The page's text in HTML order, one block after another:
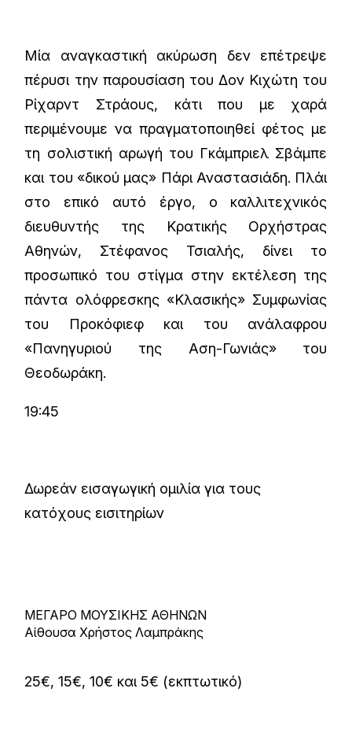
Μία αναγκαστική ακύρωση δεν επέτρεψε
πέρυσι την παρουσίαση του Δον Κιχώτη του
Ρίχαρντ Στράους, κάτι που με χαρά
περιμένουμε να πραγματοποιηθεί φέτος με
τη σολιστική αρωγή του Γκάμπριελ Σβάμπε
και του «δικού μας» Πάρι Αναστασιάδη. Πλάι
στο επικό αυτό έργο, ο καλλιτεχνικός
διευθυντής της Κρατικής Ορχήστρας
Αθηνών, Στέφανος Τσιαλής, δίνει το
προσωπικό του στίγμα στην εκτέλεση της
πάντα ολόφρεσκης «Κλασικής» Συμφωνίας
του Προκόφιεφ και του ανάλαφρου
«Πανηγυριού της Αση-Γωνιάς» του
Θεοδωράκη.
19:45
Δωρεάν εισαγωγική ομιλία για τους
κατόχους εισιτηρίων
ΜΕΓΑΡΟ ΜΟΥΣΙΚΗΣ ΑΘΗΝΩΝ
Αίθουσα Χρήστος Λαμπράκης
25€, 15€, 10€ και 5€ (εκπτωτικό)